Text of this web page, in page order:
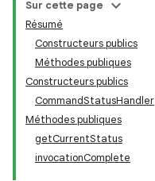
Sur cette page
Résumé
Constructeurs publics
Méthodes publiques
Constructeurs publics
CommandStatusHandler
Méthodes publiques
getCurrentStatus
invocationComplete